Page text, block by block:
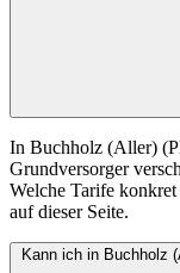
In Buchholz (Aller)
Grundversorger
Welche Tarife
auf dieser Seite.
Kann ich in Buchholz